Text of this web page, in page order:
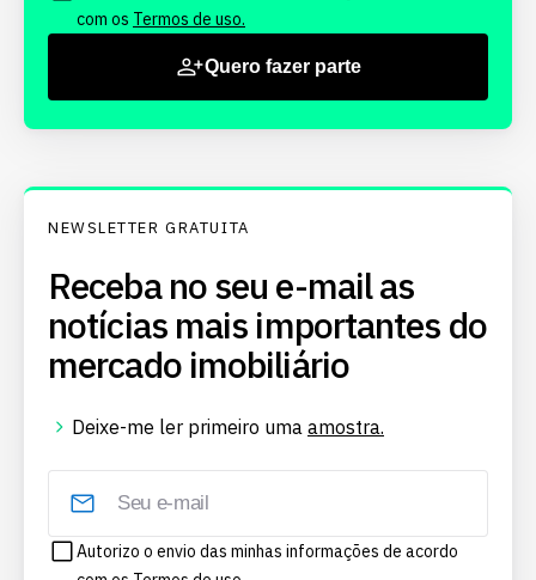
com os Termos de uso.
Quero fazer parte
NEWSLETTER GRATUITA
Receba no seu e-mail as
notícias mais importantes do
mercado imobiliário
Deixe-me ler primeiro uma amostra.
Autorizo o envio das minhas informações de acordo